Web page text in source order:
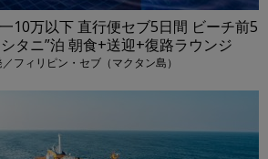
10万以下 直行便セブ5日間 ビーチ前5
タニ”泊 朝食+送迎+復路ラウンジ
フィリピン・セブ（マクタン島）